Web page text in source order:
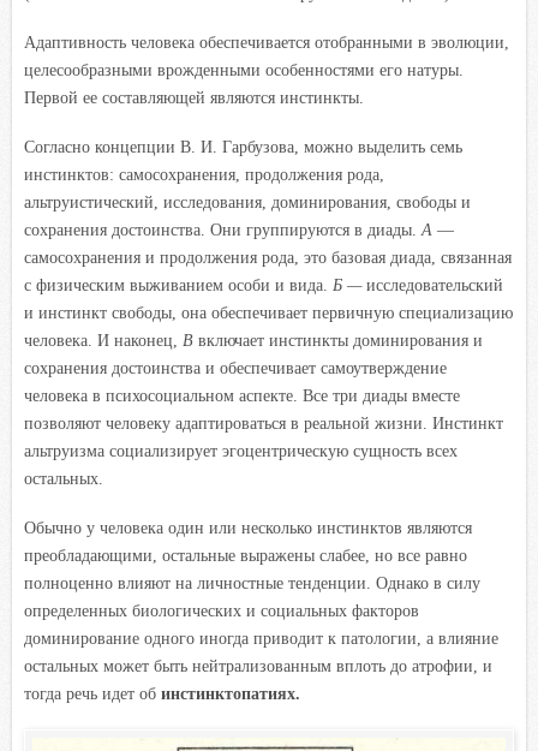
Адаптивность человека обеспечивается отобранными в эволюции,
целесообразными врожденными особенностями его натуры.
Первой ее составляющей являются инстинкты.
Согласно концепции В. И. Гарбузова, можно выделить семь
инстинктов: самосохранения, продолжения рода,
альтруистический, исследования, доминирования, свободы и
сохранения достоинства. Они группируются в диады. А —
самосохранения и продолжения рода, это базовая диада, связанная
с физическим выживанием особи и вида. Б —исследовательский
и инстинкт свободы, она обеспечивает первичную специализацию
человека. И наконец,
В включает инстинкты доминирования и
сохранения достоинства и обеспечивает самоутверждение
человека в психосоциальном аспекте. Все три диады вместе
позволяют человеку адаптироваться в реальной жизни. Инстинкт
альтруизма социализирует эгоцентрическую сущность всех
остальных.
Обычно у человека один или несколько инстинктов являются
преобладающими, остальные выражены слабее, но все равно
полноценно влияют на личностные тенденции. Однако в силу
определенных биологических и социальных факторов
доминирование одного иногда приводит к патологии, а влияние
остальных может быть нейтрализованным вплоть до атрофии, и
тогда речь идет об инстинктопатиях.